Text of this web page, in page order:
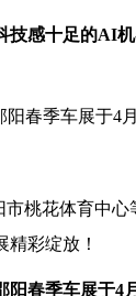
技感十足的AI
市桃花体育中
彩绽放！